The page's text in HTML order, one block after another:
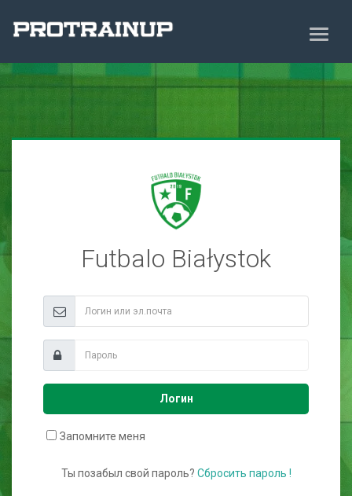
Futbalo Białystok
Логин
Запомните меня
Ты позабыл свой пароль? Сбросить пароль !